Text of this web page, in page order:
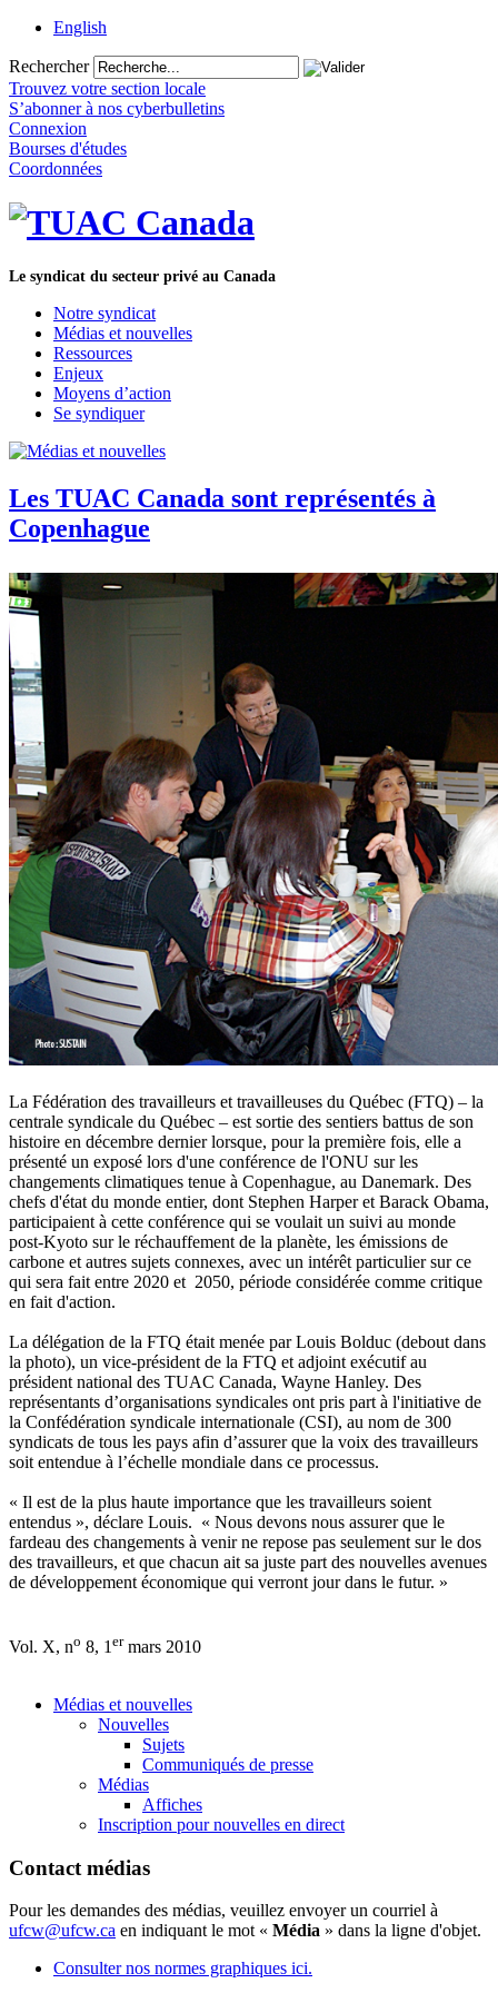
English
Rechercher
Trouvez votre section locale
S’abonner à nos cyberbulletins
Connexion
Bourses d'études
Coordonnées
Le syndicat du secteur privé au Canada
Notre syndicat
Médias et nouvelles
Ressources
Enjeux
Moyens d’action
Se syndiquer
Les TUAC Canada sont représentés à
Copenhague
La Fédération des travailleurs et travailleuses du Québec (FTQ) – la
centrale syndicale du Québec – est sortie des sentiers battus de son
histoire en décembre dernier lorsque, pour la première fois, elle a
présenté un exposé lors d'une conférence de l'ONU sur les
changements climatiques tenue à Copenhague, au Danemark. Des
chefs d'état du monde entier, dont Stephen Harper et Barack Obama,
participaient à cette conférence qui se voulait un suivi au monde
post-Kyoto sur le réchauffement de la planète, les émissions de
carbone et autres sujets connexes, avec un intérêt particulier sur ce
qui sera fait entre 2020 et 2050, période considérée comme critique
en fait d'action.
La délégation de la FTQ était menée par Louis Bolduc (debout dans
la photo), un vice-président de la FTQ et adjoint exécutif au
président national des TUAC Canada, Wayne Hanley. Des
représentants d’organisations syndicales ont pris part à l'initiative de
la Confédération syndicale internationale (CSI), au nom de 300
syndicats de tous les pays afin d’assurer que la voix des travailleurs
soit entendue à l’échelle mondiale dans ce processus.
« Il est de la plus haute importance que les travailleurs soient
entendus », déclare Louis. « Nous devons nous assurer que le
fardeau des changements à venir ne repose pas seulement sur le dos
des travailleurs, et que chacun ait sa juste part des nouvelles avenues
de développement économique qui verront jour dans le futur. »
Vol. X, no 8, 1 ermars 2010
Médias et nouvelles
Nouvelles
Sujets
Communiqués de presse
Médias
Affiches
Inscription pour nouvelles en direct
Contact médias
Pour les demandes des médias, veuillez envoyer un courriel à
ufcw@ufcw.ca en indiquant le mot « Média » dans la ligne d'objet.
Consulter nos normes graphiques ici.